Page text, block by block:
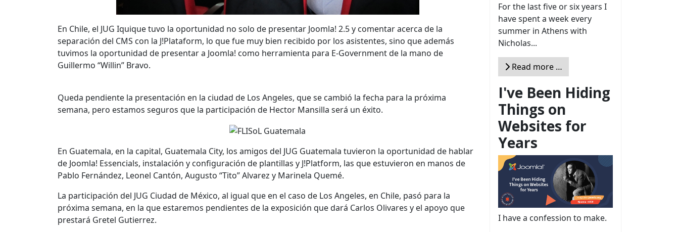
En Chile, el JUG Iquique tuvo la oportunidad no solo de presentar Joomla! 2.5 y comentar acerca de la
separación del CMS con la J!Plataform, lo que fue muy bien recibido por los asistentes, sino que además
tuvimos la oportunidad de presentar a Joomla! como herramienta para E-Government de la mano de
Guillermo “Willin” Bravo.
Queda pendiente la presentación en la ciudad de Los Angeles, que se cambió la fecha para la próxima
semana, pero estamos seguros que la participación de Hector Mansilla será un éxito.
En Guatemala, en la capital, Guatemala City, los amigos del JUG Guatemala tuvieron la oportunidad de hablar
de Joomla! Essencials, instalación y configuración de plantillas y J!Platform, las que estuvieron en manos de
Pablo Fernández, Leonel Cantón, Augusto “Tito” Alvarez y Marinela Quemé.
La participación del JUG Ciudad de México, al igual que en el caso de Los Angeles, en Chile, pasó para la
próxima semana, en la que estaremos pendientes de la exposición que dará Carlos Olivares y el apoyo que
prestará Gretel Gutierrez.
For the last five or six years I
have spent a week every
summer in Athens with
Nicholas...
Read more …
I've Been Hiding
Things on
Websites for
Years
I have a confession to make.